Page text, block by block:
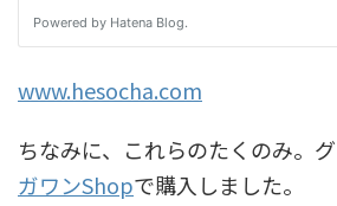
www.hesocha.com
ちなみに、これらのたくのみ。
ガワンShopで購入しました。